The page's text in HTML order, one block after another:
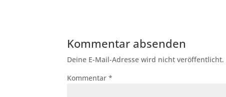
Kommentar absenden
Deine E-Mail-Adresse wird nicht veröffentlicht.
Kommentar*